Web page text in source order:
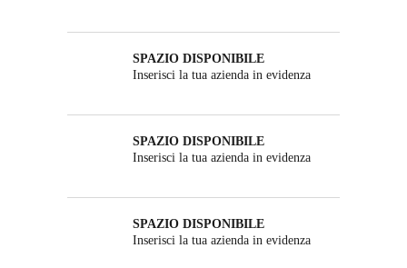
SPAZIO DISPONIBILE
Inserisci la tua azienda in evidenza
SPAZIO DISPONIBILE
Inserisci la tua azienda in evidenza
SPAZIO DISPONIBILE
Inserisci la tua azienda in evidenza